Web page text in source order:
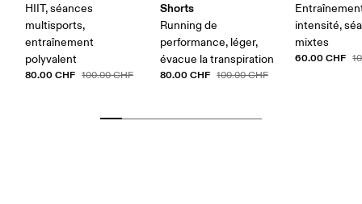
HIIT, séances
multisports,
entraînement
polyvalent
80.00 CHF 100.00 CHF
Shorts
Running de
performance, léger,
évacue la transpiration
80.00 CHF 100.00 CHF
intensité,
mixtes
60.00 CHF